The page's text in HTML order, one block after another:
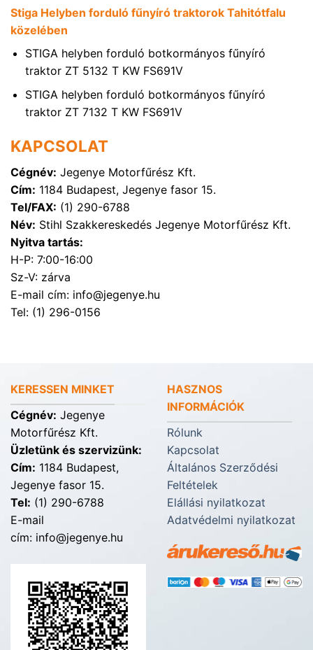
Stiga Helyben forduló fűnyíró traktorok Tahitótfalu
közelében
STIGA helyben forduló botkormányos fűnyíró
traktor ZT 5132 T KW FS691V
STIGA helyben forduló botkormányos fűnyíró
traktor ZT 7132 T KW FS691V
KAPCSOLAT
Cégnév: Jegenye Motorfűrész Kft.
Cím: 1184 Budapest, Jegenye fasor 15.
Tel/FAX: (1) 290-6788
Név: Stihl Szakkereskedés Jegenye Motorfűrész Kft.
Nyitva tartás:
H-P: 7:00-16:00
Sz-V: zárva
E-mail cím: info@jegenye.hu
Tel: (1) 296-0156
KERESSEN MINKET
Cégnév: Jegenye
Motorfűrész Kft.
Üzletünk és szervizünk:
Cím: 1184 Budapest,
Jegenye fasor 15.
Tel: (1) 290-6788
E-mail
cím: info@jegenye.hu
HASZNOS
INFORMÁCIÓK
Rólunk
Kapcsolat
Általános Szerződési
Feltételek
Elállási nyilatkozat
Adatvédelmi nyilatkozat